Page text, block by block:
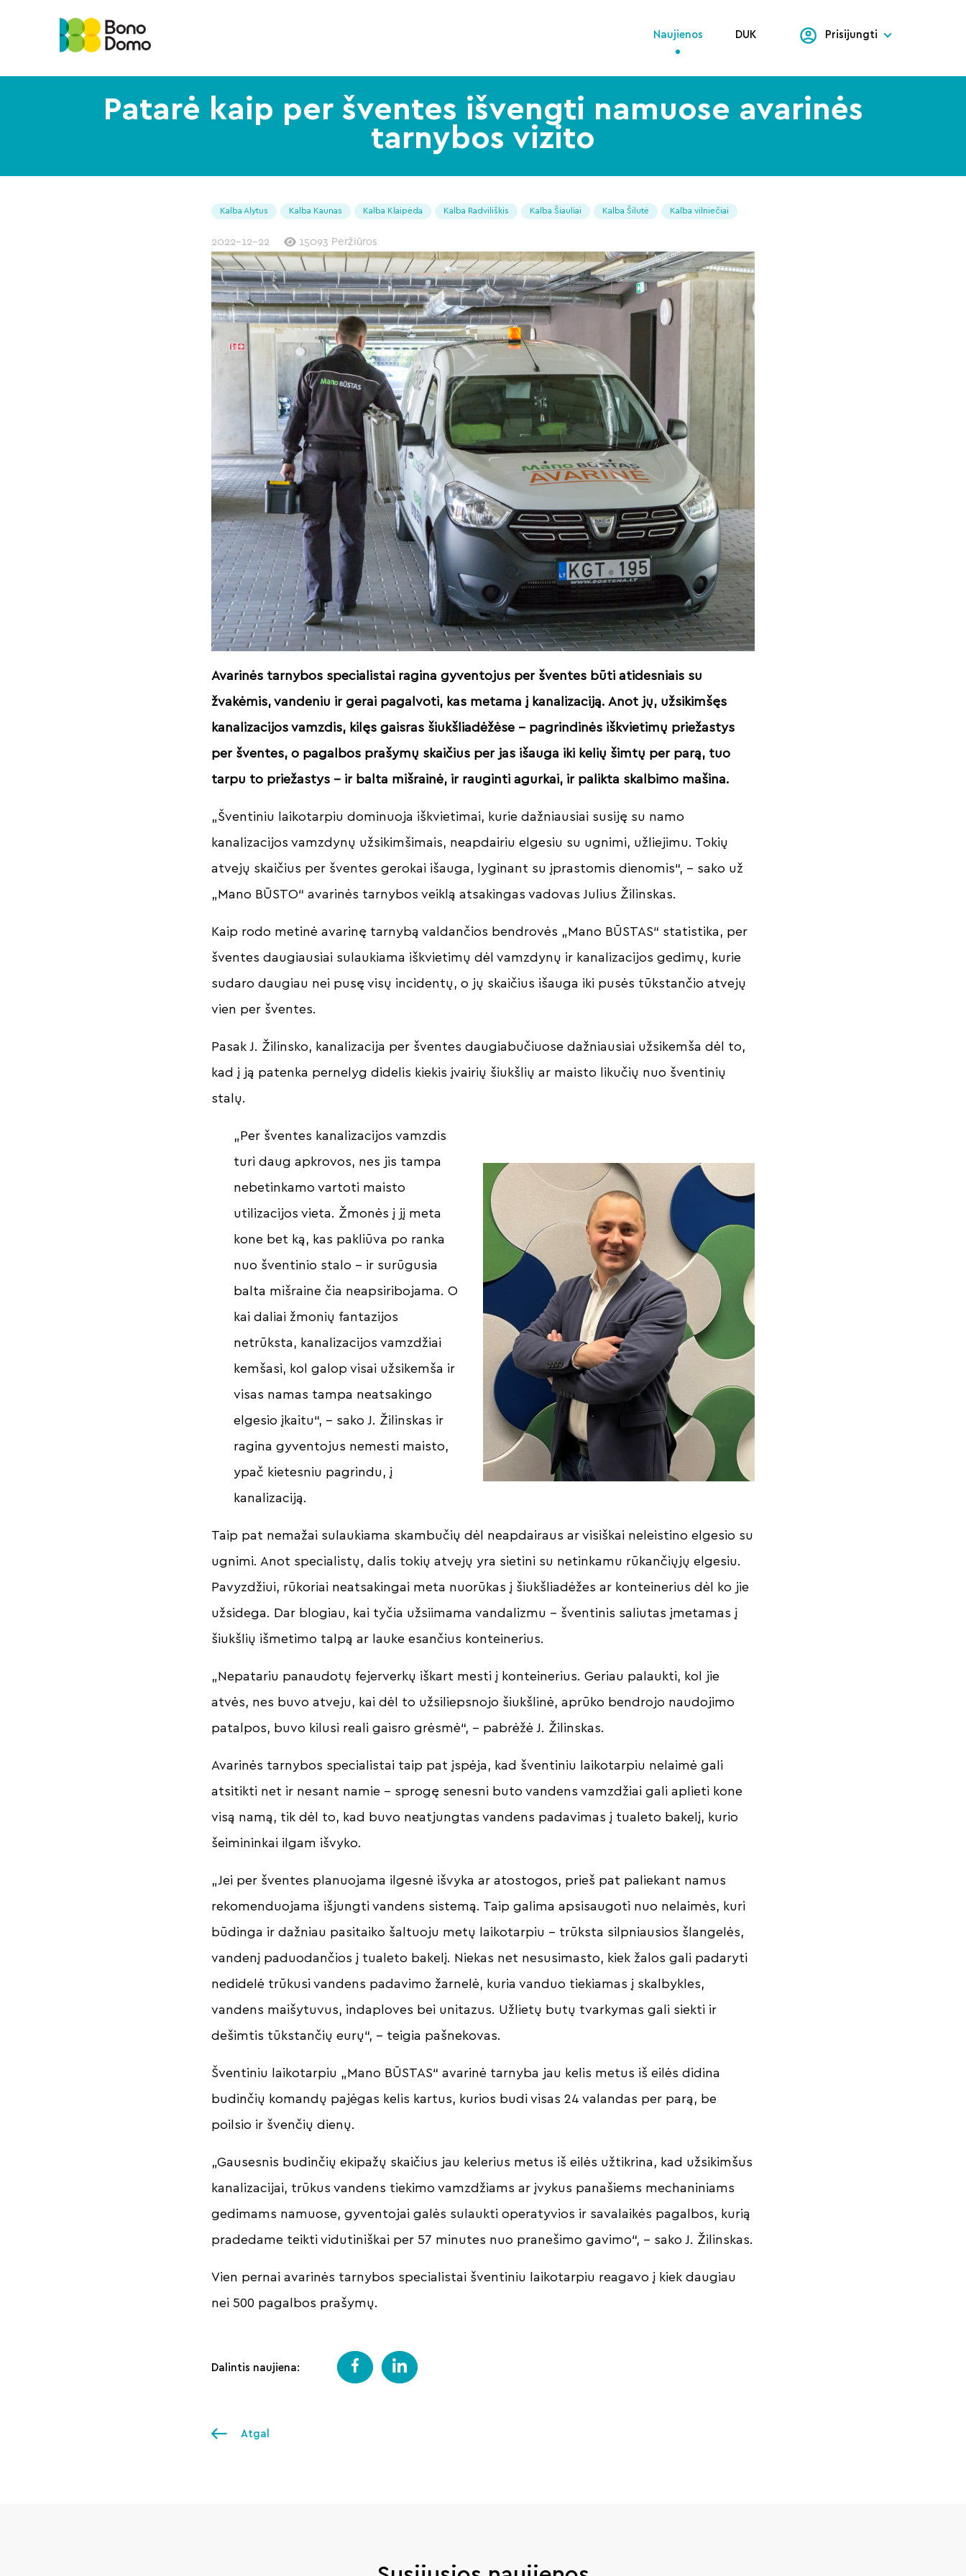
Naujienos DUK Prisijungti
Patarė kaip per šventes išvengti namuose avarinės
tarnybos vizito
Kalba Alytus Kalba Kaunas Kalba Klaipėda Kalba Radviliškis Kalba Šiauliai Kalba Šilutė Kalba vilniečiai
2022-12-22 15093 Peržiūros
Avarinės tarnybos specialistai ragina gyventojus per šventes būti atidesniais su
žvakėmis, vandeniu ir gerai pagalvoti, kas metama į kanalizaciją. Anot jų, užsikimšęs
kanalizacijos vamzdis, kilęs gaisras šiukšliadėžėse – pagrindinės iškvietimų priežastys
per šventes, o pagalbos prašymų skaičius per jas išauga iki kelių šimtų per parą, tuo
tarpu to priežastys – ir balta mišrainė, ir rauginti agurkai, ir palikta skalbimo mašina.
„Šventiniu laikotarpiu dominuoja iškvietimai, kurie dažniausiai susiję su namo
kanalizacijos vamzdynų užsikimšimais, neapdairiu elgesiu su ugnimi, užliejimu. Tokių
atvejų skaičius per šventes gerokai išauga, lyginant su įprastomis dienomis“, – sako už
„Mano BŪSTO“ avarinės tarnybos veiklą atsakingas vadovas Julius Žilinskas.
Kaip rodo metinė avarinę tarnybą valdančios bendrovės „Mano BŪSTAS“ statistika, per
šventes daugiausiai sulaukiama iškvietimų dėl vamzdynų ir kanalizacijos gedimų, kurie
sudaro daugiau nei pusę visų incidentų, o jų skaičius išauga iki pusės tūkstančio atvejų
vien per šventes.
Pasak J. Žilinsko, kanalizacija per šventes daugiabučiuose dažniausiai užsikemša dėl to,
kad į ją patenka pernelyg didelis kiekis įvairių šiukšlių ar maisto likučių nuo šventinių
stalų.
„Per šventes kanalizacijos vamzdis
turi daug apkrovos, nes jis tampa
nebetinkamo vartoti maisto
utilizacijos vieta. Žmonės į jį meta
kone bet ką, kas pakliūva po ranka
nuo šventinio stalo – ir surūgusia
balta mišraine čia neapsiribojama. O
kai daliai žmonių fantazijos
netrūksta, kanalizacijos vamzdžiai
kemšasi, kol galop visai užsikemša ir
visas namas tampa neatsakingo
elgesio įkaitu“, – sako J. Žilinskas ir
ragina gyventojus nemesti maisto,
ypač kietesniu pagrindu, į
kanalizaciją.
Taip pat nemažai sulaukiama skambučių dėl neapdairaus ar visiškai neleistino elgesio su
ugnimi. Anot specialistų, dalis tokių atvejų yra sietini su netinkamu rūkančiųjų elgesiu.
Pavyzdžiui, rūkoriai neatsakingai meta nuorūkas į šiukšliadėžes ar konteinerius dėl ko jie
užsidega. Dar blogiau, kai tyčia užsiimama vandalizmu – šventinis saliutas įmetamas į
šiukšlių išmetimo talpą ar lauke esančius konteinerius.
„Nepatariu panaudotų fejerverkų iškart mesti į konteinerius. Geriau palaukti, kol jie
atvės, nes buvo atveju, kai dėl to užsiliepsnojo šiukšlinė, aprūko bendrojo naudojimo
patalpos, buvo kilusi reali gaisro grėsmė“, – pabrėžė J. Žilinskas.
Avarinės tarnybos specialistai taip pat įspėja, kad šventiniu laikotarpiu nelaimė gali
atsitikti net ir nesant namie – sprogę senesni buto vandens vamzdžiai gali aplieti kone
visą namą, tik dėl to, kad buvo neatjungtas vandens padavimas į tualeto bakelį, kurio
šeimininkai ilgam išvyko.
„Jei per šventes planuojama ilgesnė išvyka ar atostogos, prieš pat paliekant namus
rekomenduojama išjungti vandens sistemą. Taip galima apsisaugoti nuo nelaimės, kuri
būdinga ir dažniau pasitaiko šaltuoju metų laikotarpiu – trūksta silpniausios šlangelės,
vandenį paduodančios į tualeto bakelį. Niekas net nesusimasto, kiek žalos gali padaryti
nedidelė trūkusi vandens padavimo žarnelė, kuria vanduo tiekiamas į skalbykles,
vandens maišytuvus, indaploves bei unitazus. Užlietų butų tvarkymas gali siekti ir
dešimtis tūkstančių eurų“, – teigia pašnekovas.
Šventiniu laikotarpiu „Mano BŪSTAS“ avarinė tarnyba jau kelis metus iš eilės didina
budinčių komandų pajėgas kelis kartus, kurios budi visas 24 valandas per parą, be
poilsio ir švenčių dienų.
„Gausesnis budinčių ekipažų skaičius jau kelerius metus iš eilės užtikrina, kad užsikimšus
kanalizacijai, trūkus vandens tiekimo vamzdžiams ar įvykus panašiems mechaniniams
gedimams namuose, gyventojai galės sulaukti operatyvios ir savalaikės pagalbos, kurią
pradedame teikti vidutiniškai per 57 minutes nuo pranešimo gavimo“, – sako J. Žilinskas.
Vien pernai avarinės tarnybos specialistai šventiniu laikotarpiu reagavo į kiek daugiau
nei 500 pagalbos prašymų.
Dalintis naujiena:
Atgal